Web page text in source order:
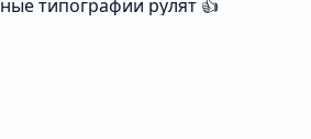
типографии рулят 👍